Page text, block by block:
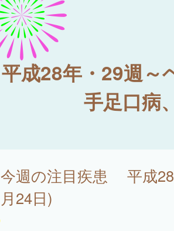
平成28年・29週～
手足口病
今週の注目疾患 平成28
月24日)